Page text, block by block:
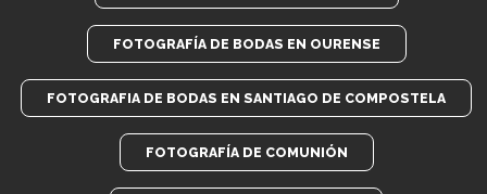
FOTOGRAFÍA DE BODAS EN OURENSE
FOTOGRAFIA DE BODAS EN SANTIAGO DE COMPOSTELA
FOTOGRAFÍA DE COMUNIÓN